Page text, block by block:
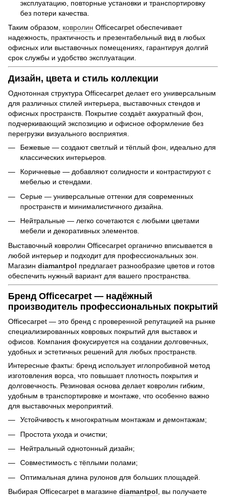
эксплуатацию, повторные установки и транспортировку
без потери качества.
Таким образом, ковролин Officecarpet обеспечивает
надежность, практичность и презентабельный вид в любых
офисных или выставочных помещениях, гарантируя долгий
срок службы и удобство эксплуатации.
Дизайн, цвета и стиль коллекции
Однотонная структура Officecarpet делает его универсальным
для различных стилей интерьера, выставочных стендов и
офисных пространств. Покрытие создаёт аккуратный фон,
подчеркивающий экспозицию и офисное оформление без
перегрузки визуального восприятия.
Бежевые — создают светлый и тёплый фон, идеально для
классических интерьеров.
Коричневые — добавляют солидности и контрастируют с
мебелью и стендами.
Серые — универсальные оттенки для современных
пространств и минималистичного дизайна.
Нейтральные — легко сочетаются с любыми цветами
мебели и декоративных элементов.
Выставочный ковролин Officecarpet органично вписывается в
любой интерьер и подходит для профессиональных зон.
Магазин diamantpol предлагает разнообразие цветов и готов
обеспечить нужный вариант для вашего пространства.
Бренд Officecarpet — надёжный
производитель профессиональных покрытий
Officecarpet — это бренд с проверенной репутацией на рынке
специализированных ковровых покрытий для выставок и
офисов. Компания фокусируется на создании долговечных,
удобных и эстетичных решений для любых пространств.
Интересные факты: бренд использует иглопробивной метод
изготовления ворса, что повышает плотность покрытия и
долговечность. Резиновая основа делает ковролин гибким,
удобным в транспортировке и монтаже, что особенно важно
для выставочных мероприятий.
Устойчивость к многократным монтажам и демонтажам;
Простота ухода и очистки;
Нейтральный однотонный дизайн;
Совместимость с тёплыми полами;
Оптимальная длина рулонов для больших площадей.
Выбирая Officecarpet в магазине diamantpol , вы получаете